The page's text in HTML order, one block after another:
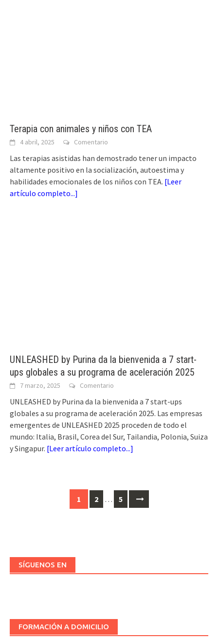
Terapia con animales y niños con TEA
4 abril, 2025 Comentario
Las terapias asistidas han demostrado tener un impacto
altamente positivo en la socialización, autoestima y
habilidades emocionales de los niños con TEA. [Leer
artículo completo...]
UNLEASHED by Purina da la bienvenida a 7 start-
ups globales a su programa de aceleración 2025
7 marzo, 2025 Comentario
UNLEASHED by Purina da la bienvenida a 7 start-ups
globales a su programa de aceleración 2025. Las empresas
emergentes de UNLEASHED 2025 proceden de todo el
mundo: Italia, Brasil, Corea del Sur, Tailandia, Polonia, Suiza
y Singapur. [Leer artículo completo...]
1 2 … 5
SÍGUENOS EN
FORMACIÓN A DOMICILIO